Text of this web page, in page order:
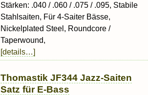
Stärken: .040 / .060 / .075 / .095, Stabile
Stahlsaiten, Für 4-Saiter Bässe,
Nickelplated Steel, Roundcore /
Taperwound,
[details…]
Thomastik JF344 Jazz-Saiten
Satz für E-Bass